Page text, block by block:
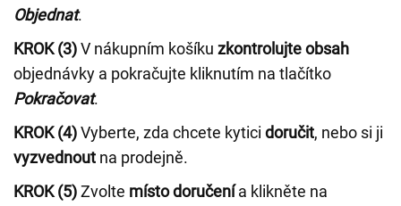
Objednat.
KROK (3)V nákupním košíku zkontrolujte obsah
objednávky a pokračujte kliknutím na tlačítko
Pokračovat.
KROK (4)Vyberte, zda chcete kytici doručit, nebo si ji
vyzvednout na prodejně.
KROK (5)Zvolte místo doručenía klikněte na